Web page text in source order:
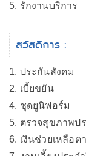
5. รักงานบริการ
สวัสดิการ :
1. ประกันสังคม
2. เบี้ยขยัน
4. ชุดยูนิฟอร์ม
5. ตรวจสุขภาพป
6. เงินช่วยเหลือ